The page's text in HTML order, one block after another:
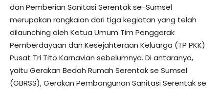
dan Pemberian Sanitasi Serentak se-Sumsel
merupakan rangkaian dari tiga kegiatan yang telah
dilaunching oleh Ketua Umum Tim Penggerak
Pemberdayaan dan Kesejahteraan Keluarga (TP PKK)
Pusat Tri Tito Karnavian sebelumnya. Di antaranya,
yaitu Gerakan Bedah Rumah Serentak se Sumsel
(GBRSS), Gerakan Pembangunan Sanitasi Serentak se